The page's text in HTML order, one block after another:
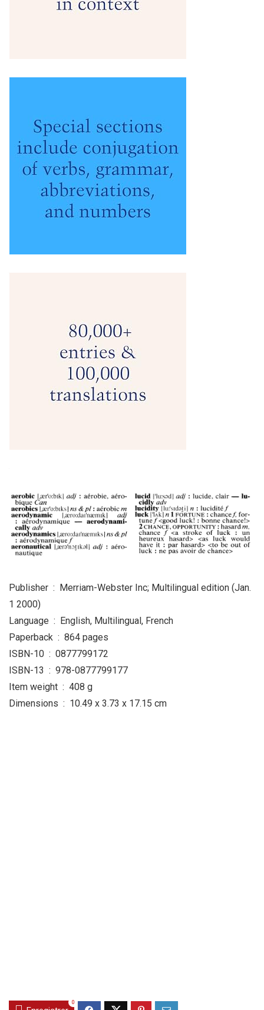
Publisher ‏ : ‎ Merriam-Webster Inc; Multilingual edition (Jan.
1 2000)
Language ‏ : ‎ English, Multilingual, French
Paperback ‏ : ‎ 864 pages
ISBN-10 ‏ : ‎ 0877799172
ISBN-13 ‏ : ‎ 978-0877799177
Item weight ‏ : ‎ 408 g
Dimensions ‏ : ‎ 10.49 x 3.73 x 17.15 cm
0